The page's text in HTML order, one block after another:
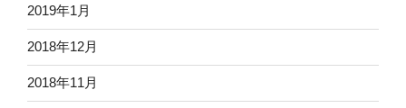
2019年1月
2018年12月
2018年11月